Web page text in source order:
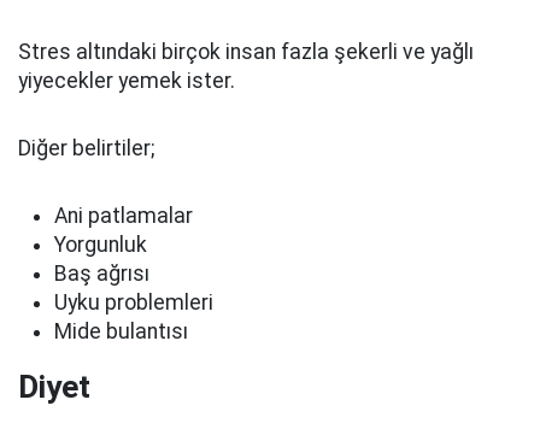
Stres altındaki birçok insan fazla şekerli ve yağlı
yiyecekler yemek ister.
Diğer belirtiler;
Ani patlamalar
Yorgunluk
Baş ağrısı
Uyku problemleri
Mide bulantısı
Diyet